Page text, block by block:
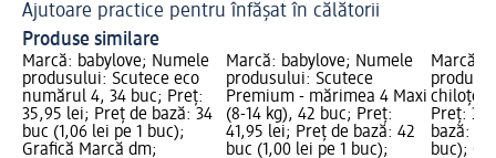
Ajutoare practice pentru înfășat în călătorii
Produse similare
Marcă: babylove; Numele
produsului: Scutece eco
numărul 4, 34 buc; Preț:
35,95 lei; Preț de bază: 34
buc (1,06 lei pe 1 buc);
Grafică Marcă dm;
Marcă: babylove; Numele
produsului: Scutece
Premium - mărimea 4 Maxi
(8-14 kg), 42 buc; Preț:
41,95 lei; Preț de bază: 42
buc (1,00 lei pe 1 buc);
Marcă:
chiloțel
Preț:
bază:
buc);